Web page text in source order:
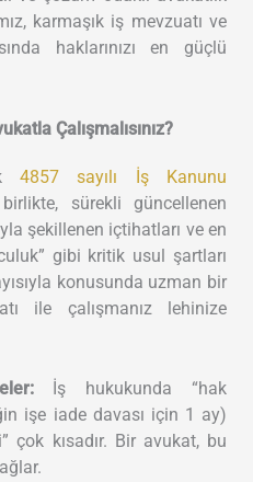
karmaşık iş mevzuatı ve
haklarınızı en güçlü
Çalışmalısınız?
4857 sayılı İş Kanunu
sürekli güncellenen
şekillenen içtihatları ve en
gibi kritik usul şartları
konusunda uzman bir
ile çalışmanız lehinize
İş hukukunda “hak
işe iade davası için 1 ay)
çok kısadır. Bir avukat, bu